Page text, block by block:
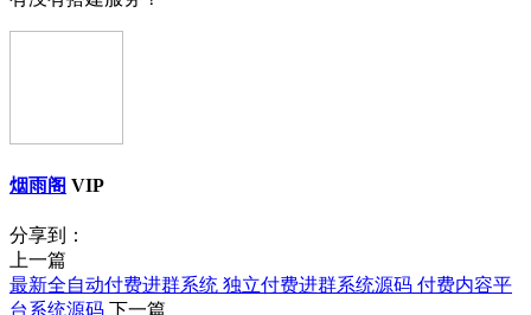
烟雨阁 VIP
分享到：
上一篇
最新全自动付费进群系统 独立付费进群系统源码 付费内容平
台系统源码 下一篇